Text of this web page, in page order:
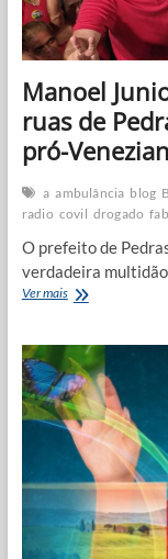
Manoel
ruas de
pró-
a ambulância blog
radio covil drogado
O prefeito de
verdadeira
Ver maisManoel
multidão
para
as
ruas
de
Pedras
Fogo
em
caminhada
pró-